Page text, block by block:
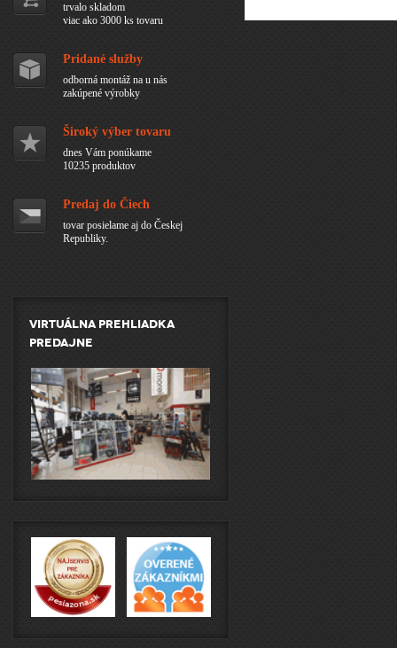
trvalo skladom
viac ako 3000 ks tovaru
Pridané služby
odborná montáž na u nás
zakúpené výrobky
Široký výber tovaru
dnes Vám ponúkame
10235 produktov
Predaj do Čiech
tovar posielame aj do Českej
Republiky.
Virtuálna prehliadka
predajne